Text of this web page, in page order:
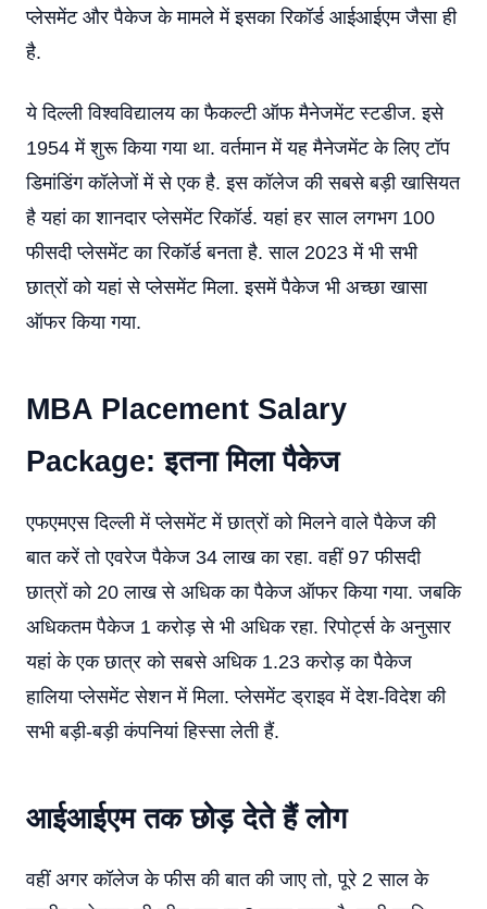
प्लेसमेंट और पैकेज के मामले में इसका रिकॉर्ड आईआईएम जैसा ही
है.
ये दिल्ली विश्वविद्यालय का फैकल्टी ऑफ मैनेजमेंट स्टडीज. इसे
1954 में शुरू किया गया था. वर्तमान में यह मैनेजमेंट के लिए टॉप
डिमांडिंग कॉलेजों में से एक है. इस कॉलेज की सबसे बड़ी खासियत
है यहां का शानदार प्लेसमेंट रिकॉर्ड. यहां हर साल लगभग 100
फीसदी प्लेसमेंट का रिकॉर्ड बनता है. साल 2023 में भी सभी
छात्रों को यहां से प्लेसमेंट मिला. इसमें पैकेज भी अच्छा खासा
ऑफर किया गया.
MBA Placement Salary
Package: इतना मिला पैकेज
एफएमएस दिल्ली में प्लेसमेंट में छात्रों को मिलने वाले पैकेज की
बात करें तो एवरेज पैकेज 34 लाख का रहा. वहीं 97 फीसदी
छात्रों को 20 लाख से अधिक का पैकेज ऑफर किया गया. जबकि
अधिकतम पैकेज 1 करोड़ से भी अधिक रहा. रिपोर्ट्स के अनुसार
यहां के एक छात्र को सबसे अधिक 1.23 करोड़ का पैकेज
हालिया प्लेसमेंट सेशन में मिला. प्लेसमेंट ड्राइव में देश-विदेश की
सभी बड़ी-बड़ी कंपनियां हिस्सा लेती हैं.
आईआईएम तक छोड़ देते हैं लोग
वहीं अगर कॉलेज के फीस की बात की जाए तो, पूरे 2 साल के